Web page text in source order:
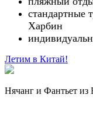
стандартные
Харбин
Летим в Китай!
Нячанг и Фантьет из